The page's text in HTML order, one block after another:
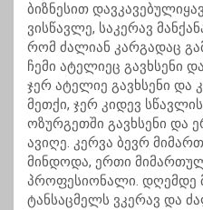
ბიზნესით
ვისწავლე, საკერავ
რომ ძალიან კარგადაც
ჩემი ატელიეც გავხსენი
ჯერ ატელიე გავხსენი და
მეთქი, ჯერ კიდევ
ოზურგეთში გავხსენი და
ავიღე. კერვა ბევრ
მინდოდა, ერთი
პროფესიონალი. დღემდე
ტანსაცმელს ვკერავ და